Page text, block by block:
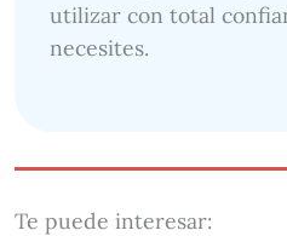
utilizar con total
necesites.
Te puede interesar: